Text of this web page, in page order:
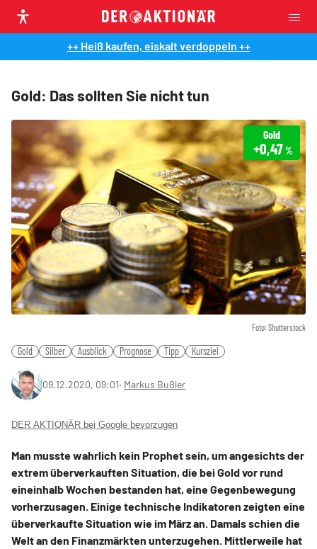
++ Heiß kaufen, eiskalt verdoppeln ++
Gold: Das sollten Sie nicht tun
Foto: Shutterstock
Gold
+0,47%
Gold Silber Ausblick Prognose Tipp Kursziel
09.12.2020, 09:01‧ Markus Bußler
DER AKTIONÄR bei Google bevorzugen
Man musste wahrlich kein Prophet sein, um angesichts der
extrem überverkauften Situation, die bei Gold vor rund
eineinhalb Wochen bestanden hat, eine Gegenbewegung
vorherzusagen. Einige technische Indikatoren zeigten eine
überverkaufte Situation wie im März an. Damals schien die
Welt an den Finanzmärkten unterzugehen. Mittlerweile hat